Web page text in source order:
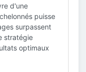
d'une
puisse
surpassent
stratégie
optimaux